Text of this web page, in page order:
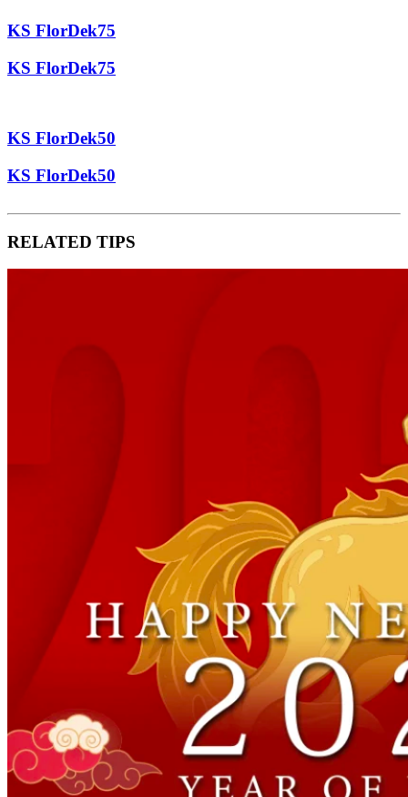
KS FlorDek75
KS FlorDek75
KS FlorDek50
KS FlorDek50
RELATED TIPS